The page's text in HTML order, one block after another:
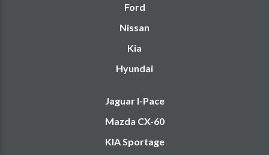
Ford
Nissan
Kia
Hyundai
Jaguar I-Pace
Mazda CX-60
KIA Sportage